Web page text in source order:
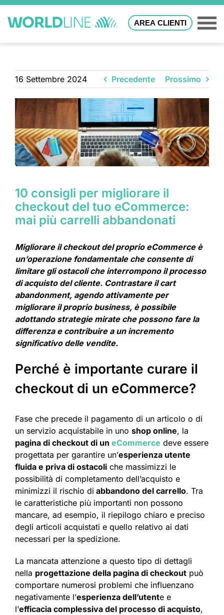
AREA CLIENTI
16 Settembre 2024 Precedente Prossimo
10 consigli per migliorare il
checkout del tuo eCommerce:
mai più carrelli abbandonati
Migliorare il checkout del proprio eCommerce è
un’operazione fondamentale che consente di
limitare gli ostacoli che interrompono il processo
di acquisto del cliente. Contrastare il cart
abandonment, agendo attivamente per
migliorare il proprio business, è possibile
adottando strategie mirate che possono fare la
differenza e contribuire a un incremento
significativo delle vendite.
Perché è importante curare il
checkout di un eCommerce?
Fase che precede il pagamento di un articolo o di
un servizio acquistabile in uno shop online, la
pagina di checkout di un eCommerce deve essere
progettata per garantire un’esperienza utente
fluida e priva di ostacoli che massimizzi le
possibilità di completamento dell’acquisto e
minimizzi il rischio di abbandono del carrello. Tra
le caratteristiche più importanti non possono
mancare, ad esempio, il riepilogo chiaro e preciso
degli articoli acquistati e quello relativo ai dati
necessari per la spedizione.
La mancata attenzione a questo tipo di dettagli
nella progettazione della pagina di checkout può
comportare numerosi problemi che influenzano
negativamente l’esperienza dell’utente e
l’efficacia complessiva del processo di acquisto,